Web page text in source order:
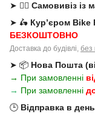
➤ 🚶‍♂️ Самовивіз із
➤ 🛵 Кур’єром Bike
БЕЗКОШТОВНО
Доставка до будівлі, без
➤ 📦 Нова Пошта
→ При замовленні
→ При замовленні
🕒 Відправка в